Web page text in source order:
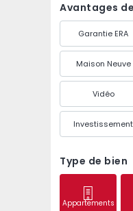
Avantages de
Garantie ERA
Maison Neuve
Vidéo
Investissement
Type de bien
Appartements